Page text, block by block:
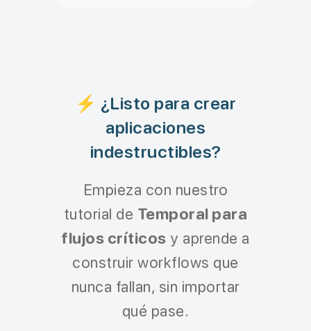
⚡ ¿Listo para crear
aplicaciones
indestructibles?
Empieza con nuestro
tutorial de Temporal para
flujos críticos y aprende a
construir workflows que
nunca fallan, sin importar
qué pase.